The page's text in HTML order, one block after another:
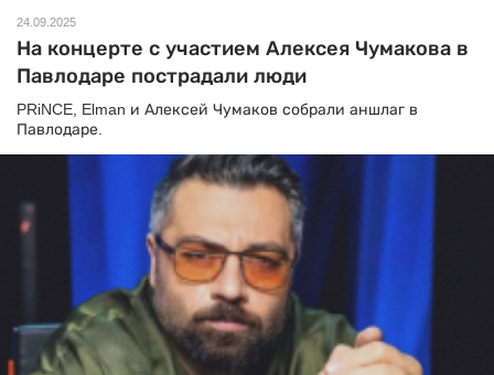
24.09.2025
На концерте с участием Алексея Чумакова в
Павлодаре пострадали люди
PRiNCE, Elman и Алексей Чумаков собрали аншлаг в
Павлодаре.